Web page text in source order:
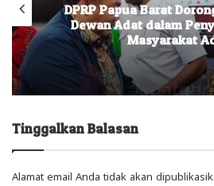
Papua Barat Dorong
Adat dalam Penyusunan RUU
Masyarakat Adat
Tinggalkan Balasan
Alamat email Anda tidak akan